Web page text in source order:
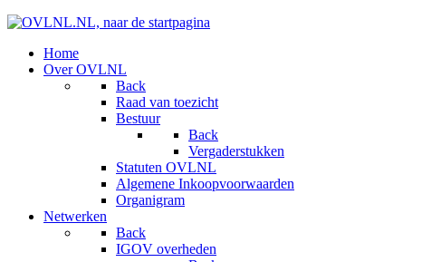
Home
Over OVLNL
Back
Raad van toezicht
Bestuur
Back
Vergaderstukken
Statuten OVLNL
Algemene Inkoopvoorwaarden
Organigram
Netwerken
Back
IGOV overheden